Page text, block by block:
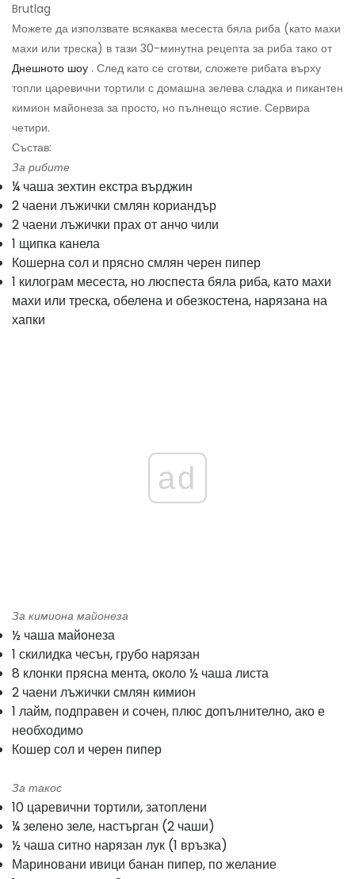
Brutlag
Можете да използвате всякаква месеста бяла риба (като махи
махи или треска) в тази 30-минутна рецепта за риба тако от
Днешното шоу . След като се сготви, сложете рибата върху
топли царевични тортили с домашна зелева сладка и пикантен
кимион майонеза за просто, но пълнещо ястие. Сервира
четири.
Състав:
За рибите
¼ чаша зехтин екстра върджин
2 чаени лъжички смлян кориандър
2 чаени лъжички прах от анчо чили
1 щипка канела
Кошерна сол и прясно смлян черен пипер
1 килограм месеста, но люспеста бяла риба, като махи
махи или треска, обелена и обезкостена, нарязана на
хапки
ad
За кимиона майонеза
½ чаша майонеза
1 скилидка чесън, грубо нарязан
8 клонки прясна мента, около ½ чаша листа
2 чаени лъжички смлян кимион
1 лайм, подправен и сочен, плюс допълнително, ако е
необходимо
Кошер сол и черен пипер
За такос
10 царевични тортили, затоплени
¼ зелено зеле, настърган (2 чаши)
½ чаша ситно нарязан лук (1 връзка)
Мариновани ивици банан пипер, по желание